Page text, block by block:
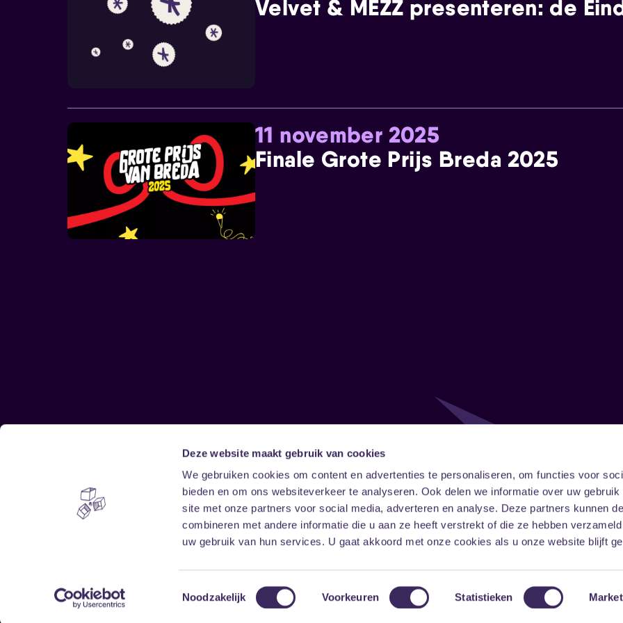
Deze website maakt gebruik van cookies
We gebruiken cookies om content en advertenties te personaliseren, om functies voor
bieden en om ons websiteverkeer te analyseren. Ook delen we informatie over uw gebruik
site met onze partners voor social media, adverteren en analyse. Deze partners kunnen
combineren met andere informatie die u aan ze heeft verstrekt of die ze hebben
uw gebruik van hun services. U gaat akkoord met onze cookies als u onze website blijft
Toestemmingsselectie
Noodzakelijk Voorkeuren Statistieken
Velvet & MEZZ presenteren: de
11 november 2025
Finale Grote Prijs Breda 2025
Home
Vrijwilligers
Disclaimer
Toegankelijkheid
Privacy & cookies
Follow
FacebookInstagramLinkedIn
Onze